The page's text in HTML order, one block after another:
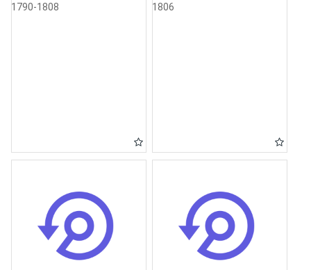
Grundstücke, den
1790-1808
Grundstücke und
1806